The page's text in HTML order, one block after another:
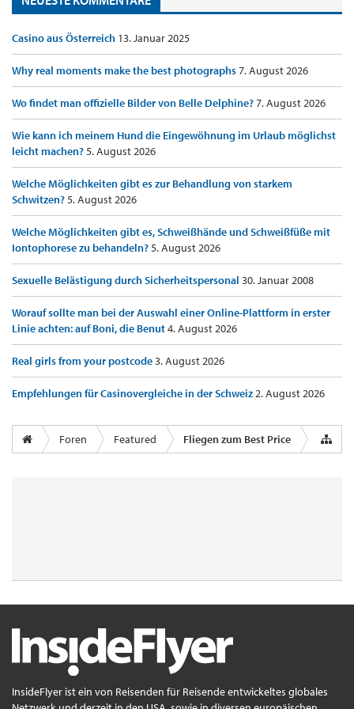
Casino aus Österreich 13. Januar 2025
Why real moments make the best photographs7. August 2026
Wo findet man offizielle Bilder von Belle Delphine?7. August 2026
Wie kann ich meinem Hund die Eingewöhnung im Urlaub möglichst
leicht machen?5. August 2026
Welche Möglichkeiten gibt es zur Behandlung von starkem
Schwitzen?5. August 2026
Welche Möglichkeiten gibt es, Schweißhände und Schweißfüße mit
Iontophorese zu behandeln?5. August 2026
Sexuelle Belästigung durch Sicherheitspersonal 30. Januar 2008
Worauf sollte man bei der Auswahl einer Online-Plattform in erster
Linie achten: auf Boni, die Benut4. August 2026
Real girls from your postcode3. August 2026
Empfehlungen für Casinovergleiche in der Schweiz2. August 2026
Foren Featured Fliegen zum Best Price
InsideFlyer ist ein von Reisenden für Reisende entwickeltes globales